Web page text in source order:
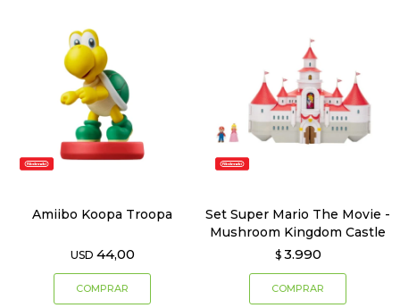
Amiibo Koopa Troopa
USD 44,00
Set Super Mario The Movie -
Mushroom Kingdom Castle
$ 3.990